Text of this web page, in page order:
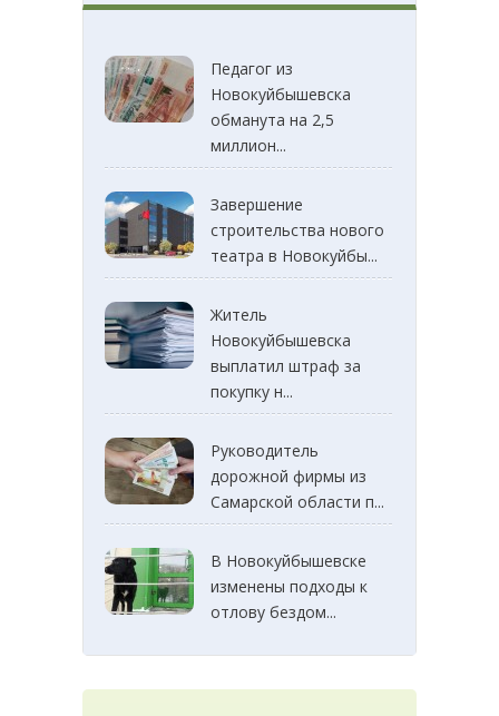
Педагог из
Новокуйбышевска
обманута на 2,5
миллион...
Завершение
строительства нового
театра в Новокуйбы...
Житель
Новокуйбышевска
выплатил штраф за
покупку н...
Руководитель
дорожной фирмы из
Самарской области п...
В Новокуйбышевске
изменены подходы к
отлову бездом...